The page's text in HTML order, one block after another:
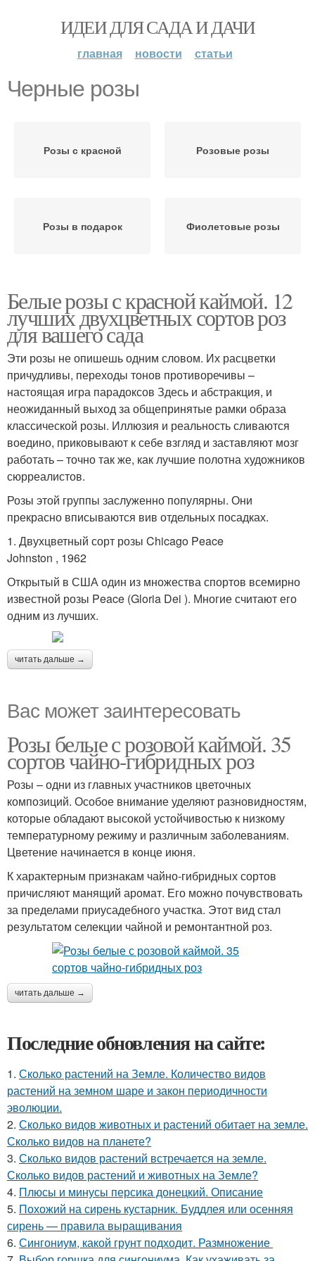
ИДЕИ ДЛЯ САДА И ДАЧИ
главная новости статьи
Черные розы
Розы с красной Розовые розы
Розы в подарок Фиолетовые розы
Белые розы с красной каймой. 12
лучших двухцветных сортов роз
для вашего сада
Эти розы не опишешь одним словом. Их расцветки
причудливы, переходы тонов противоречивы –
настоящая игра парадоксов Здесь и абстракция, и
неожиданный выход за общепринятые рамки образа
классической розы. Иллюзия и реальность сливаются
воедино, приковывают к себе взгляд и заставляют мозг
работать – точно так же, как лучшие полотна художников
сюрреалистов.
Розы этой группы заслуженно популярны. Они
прекрасно вписываются вив отдельных посадках.
1. Двухцветный сорт розы Chicago Peace
Johnston , 1962
Открытый в США один из множества спортов всемирно
известной розы Peace (Gloria Dei ). Многие считают его
одним из лучших.
читать дальше →
Вас может заинтересовать
Розы белые с розовой каймой. 35
сортов чайно-гибридных роз
Розы – одни из главных участников цветочных
композиций. Особое внимание уделяют разновидностям,
которые обладают высокой устойчивостью к низкому
температурному режиму и различным заболеваниям.
Цветение начинается в конце июня.
К характерным признакам чайно-гибридных сортов
причисляют манящий аромат. Его можно почувствовать
за пределами приусадебного участка. Этот вид стал
результатом селекции чайной и ремонтантной роз.
читать дальше →
Последние обновления на сайте:
1. Сколько растений на Земле. Количество видов
растений на земном шаре и закон периодичности
эволюции.
2. Сколько видов животных и растений обитает на земле.
Сколько видов на планете?
3. Сколько видов растений встречается на земле.
Сколько видов растений и животных на Земле?
4. Плюсы и минусы персика донецкий. Описание
5. Похожий на сирень кустарник. Буддлея или осенняя
сирень — правила выращивания
6. Сингониум, какой грунт подходит. Размножение